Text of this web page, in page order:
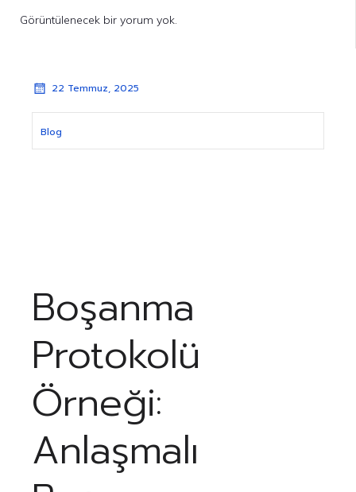
Görüntülenecek bir yorum yok.
22 Temmuz, 2025
Blog
Boşanma
Protokolü
Örneği:
Anlaşmalı